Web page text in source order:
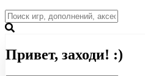
Привет, заходи! :)